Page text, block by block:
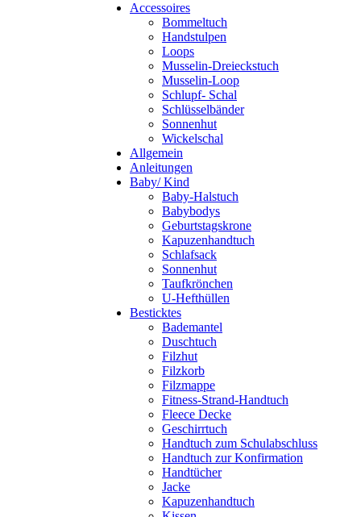
Accessoires
Bommeltuch
Handstulpen
Loops
Musselin-Dreieckstuch
Musselin-Loop
Schlupf- Schal
Schlüsselbänder
Sonnenhut
Wickelschal
Allgemein
Anleitungen
Baby/ Kind
Baby-Halstuch
Babybodys
Geburtstagskrone
Kapuzenhandtuch
Schlafsack
Sonnenhut
Taufkrönchen
U-Hefthüllen
Besticktes
Bademantel
Duschtuch
Filzhut
Filzkorb
Filzmappe
Fitness-Strand-Handtuch
Fleece Decke
Geschirrtuch
Handtuch zum Schulabschluss
Handtuch zur Konfirmation
Handtücher
Jacke
Kapuzenhandtuch